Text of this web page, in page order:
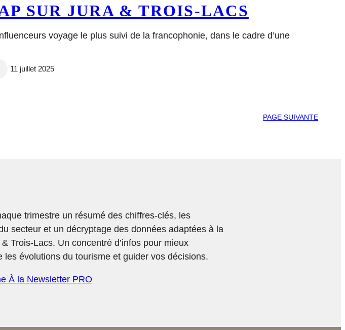
SUR JURA & TROIS-LACS
voyage le plus suivi de la francophonie, dans le cadre d’une
11 juillet 2025
PAGE SUIVANTE
trimestre un résumé des chiffres-clés, les
secteur et un décryptage des données adaptées à la
Trois-Lacs. Un concentré d’infos pour mieux
les évolutions du tourisme et guider vos décisions.
À la Newsletter PRO